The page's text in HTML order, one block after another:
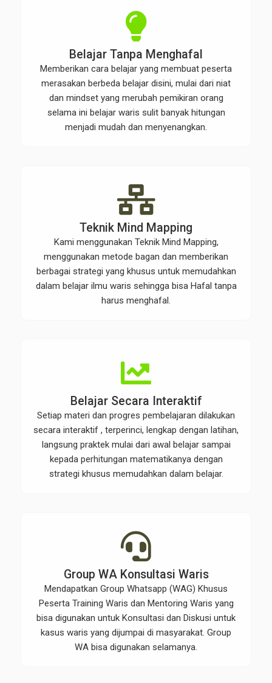
Belajar Tanpa Menghafal
Memberikan cara belajar yang membuat peserta
merasakan berbeda belajar disini, mulai dari niat
dan mindset yang merubah pemikiran orang
selama ini belajar waris sulit banyak hitungan
menjadi mudah dan menyenangkan.
Teknik Mind Mapping
Kami menggunakan Teknik Mind Mapping,
menggunakan metode bagan dan memberikan
berbagai strategi yang khusus untuk memudahkan
dalam belajar ilmu waris sehingga bisa Hafal tanpa
harus menghafal.
Belajar Secara Interaktif
Setiap materi dan progres pembelajaran dilakukan
secara interaktif , terperinci, lengkap dengan latihan,
langsung praktek mulai dari awal belajar sampai
kepada perhitungan matematikanya dengan
strategi khusus memudahkan dalam belajar.
Group WA Konsultasi Waris
Mendapatkan Group Whatsapp (WAG) Khusus
Peserta Training Waris dan Mentoring Waris yang
bisa digunakan untuk Konsultasi dan Diskusi untuk
kasus waris yang dijumpai di masyarakat. Group
WA bisa digunakan selamanya.